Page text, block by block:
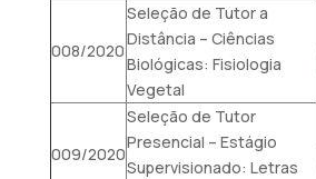
008/2020
Seleção de Tutor a
Distância – Ciências
Biológicas: Fisiologia
Vegetal
009/2020
Seleção de Tutor
Presencial – Estágio
Supervisionado: Letras